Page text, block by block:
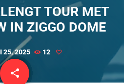
TOUR MET
IN ZIGGO DOME
25, 2025 12
share
email